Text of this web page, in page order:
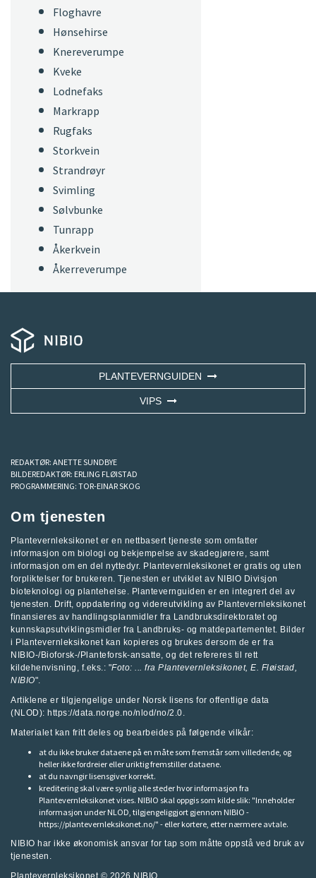
Floghavre
Hønsehirse
Knereverumpe
Kveke
Lodnefaks
Markrapp
Rugfaks
Storkvein
Strandrøyr
Svimling
Sølvbunke
Tunrapp
Åkerkvein
Åkerreverumpe
PLANTEVERNGUIDEN
VIPS
REDAKTØR: ANETTE SUNDBYE
BILDEREDAKTØR: ERLING FLØISTAD
PROGRAMMERING: TOR-EINAR SKOG
Om tjenesten
Plantevernleksikonet er en nettbasert tjeneste som omfatter
informasjon om biologi og bekjempelse av skadegjørere, samt
informasjon om en del nyttedyr. Plantevernleksikonet er gratis og uten
forpliktelser for brukeren. Tjenesten er utviklet av NIBIO Divisjon
bioteknologi og plantehelse . Plantevernguiden er en integrert del av
tjenesten. Drift, oppdatering og videreutvikling av Plantevernleksikonet
finansieres av handlingsplanmidler fra Landbruksdirektoratetog
kunnskapsutviklingsmidler fra Landbruks- og matdepartementet. Bilder
i Plantevernleksikonet kan kopieres og brukes dersom de er fra
NIBIO-/Bioforsk-/Planteforsk-ansatte, og det refereres til rett
kildehenvisning, f.eks.: "Foto: ... fra Plantevernleksikonet, E. Fløistad,
NIBIO".
Artiklene er tilgjengelige under Norsk lisens for offentlige data
(NLOD): https://data.norge.no/nlod/no/2.0.
Materialet kan fritt deles og bearbeides på følgende vilkår:
at du ikke bruker dataene på en måte som fremstår som villedende, og
heller ikke fordreier eller uriktig fremstiller dataene.
at du navngir lisensgiver korrekt.
kreditering skal være synlig alle steder hvor informasjon fra
Plantevernleksikonet vises. NIBIO skal oppgis som kilde slik: "Inneholder
informasjon under NLOD, tilgjengeliggjort gjennom NIBIO -
https://plantevernleksikonet.no/" - eller kortere, etter nærmere avtale.
NIBIO har ikke økonomisk ansvar for tap som måtte oppstå ved bruk av
tjenesten.
Plantevernleksikonet © 2026 NIBIO